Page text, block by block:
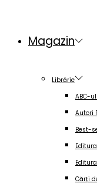
Magazin
Librărie
ABC-
Autori
Best-
Cărți